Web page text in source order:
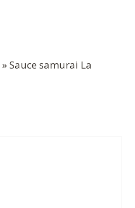
» Sauce samurai La